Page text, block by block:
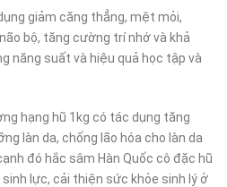
giảm căng thẳng, mệt mỏi,
bộ, tăng cường trí nhớ và khả
năng suất và hiệu quả học tập và
hạng hũ 1kg có tác dụng tăng
làn da, chống lão hóa cho làn da
đó hắc sâm Hàn Quốc cô đặc hũ
lực, cải thiện sức khỏe sinh lý ở